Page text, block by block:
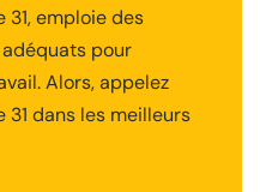
31, emploie des
pour
Alors, appelez
31 dans les meilleurs